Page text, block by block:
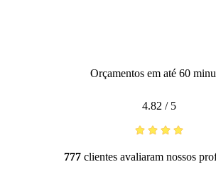
Orçamentos em até 60
4.82 / 5
777clientes avaliaram nossos